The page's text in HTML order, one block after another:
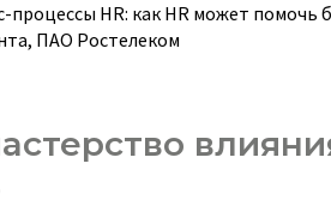
HR: как HR может
ПАО Ростелеком